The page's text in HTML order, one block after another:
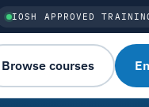
IOSH APPROVED
Browse courses